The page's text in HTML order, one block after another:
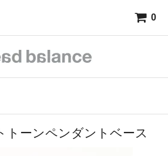
0
トーンペンダントベース